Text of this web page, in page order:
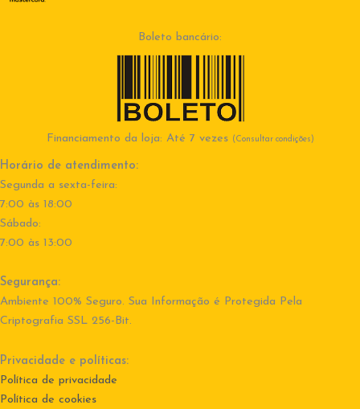
Boleto bancário:
Financiamento da loja: Até 7 vezes (Consultar condições)
Horário de atendimento:
Segunda a sexta-feira:
7:00 às 18:00
Sábado:
7:00 às 13:00
Segurança:
Ambiente 100% Seguro. Sua Informação é Protegida Pela
Criptografia SSL 256-Bit.
Privacidade e políticas:
Política de privacidade
Política de cookies